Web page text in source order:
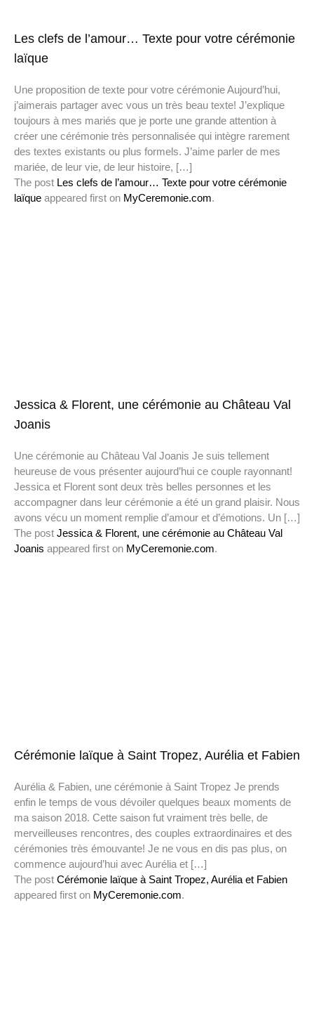
Les clefs de l’amour… Texte pour votre cérémonie
laïque
Une proposition de texte pour votre cérémonie Aujourd’hui,
j’aimerais partager avec vous un très beau texte! J’explique
toujours à mes mariés que je porte une grande attention à
créer une cérémonie très personnalisée qui intègre rarement
des textes existants ou plus formels. J’aime parler de mes
mariée, de leur vie, de leur histoire, […]
The post Les clefs de l’amour… Texte pour votre cérémonie
laïque appeared first on MyCeremonie.com.
Jessica & Florent, une cérémonie au Château Val
Joanis
Une cérémonie au Château Val Joanis Je suis tellement
heureuse de vous présenter aujourd’hui ce couple rayonnant!
Jessica et Florent sont deux très belles personnes et les
accompagner dans leur cérémonie a été un grand plaisir. Nous
avons vécu un moment remplie d’amour et d’émotions. Un […]
The post Jessica & Florent, une cérémonie au Château Val
Joanis appeared first on MyCeremonie.com.
Cérémonie laïque à Saint Tropez, Aurélia et Fabien
Aurélia & Fabien, une cérémonie à Saint Tropez Je prends
enfin le temps de vous dévoiler quelques beaux moments de
ma saison 2018. Cette saison fut vraiment très belle, de
merveilleuses rencontres, des couples extraordinaires et des
cérémonies très émouvante! Je ne vous en dis pas plus, on
commence aujourd’hui avec Aurélia et […]
The post Cérémonie laïque à Saint Tropez, Aurélia et Fabien
appeared first on MyCeremonie.com.